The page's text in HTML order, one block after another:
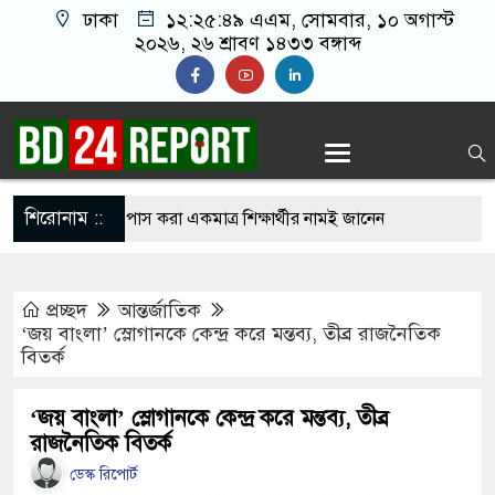
ঢাকা ১২:২৫:৫০ এএম, সোমবার, ১০ অগাস্ট
২০২৬, ২৬ শ্রাবণ ১৪৩৩ বঙ্গাব্দ
শিরোনাম ::
পরীক্ষার্থী, পাস করা একমাত্র শিক্ষার্থীর নামই জানেন
গেছে ফ্যাসিবাদী সরকার, এখন পুনর্গঠনের পালা:
১৬ বাংলাদেশি নি’হ’ত, চুল কাটতে গিয়ে বেঁচে
প্রচ্ছদ
আন্তর্জাতিক
‘জয় বাংলা’ স্লোগানকে কেন্দ্র করে মন্তব্য, তীব্র রাজনৈতিক
বিতর্ক
‘জয় বাংলা’ স্লোগানকে কেন্দ্র করে মন্তব্য, তীব্র
রাজনৈতিক বিতর্ক
ডেস্ক রিপোর্ট